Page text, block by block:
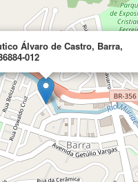
Álvaro de Castro, Barra,
012